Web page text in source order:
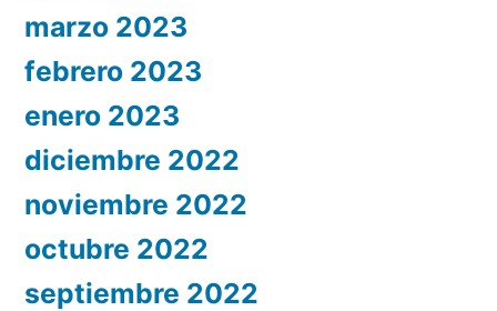
marzo 2023
febrero 2023
enero 2023
diciembre 2022
noviembre 2022
octubre 2022
septiembre 2022